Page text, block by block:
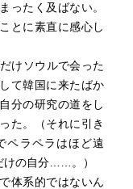
ったく及ばない。
とに素直に感心し
けソウルで会った
て韓国に来たばか
分の研究の道をし
た。（それに引き
ペラペラはほど遠
けの自分……。）
体系的ではないん